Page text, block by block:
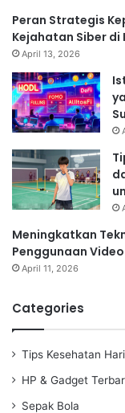
Peran Strategis
Kejahatan Siber di
April 13, 2026
Meningkatkan
Penggunaan
April 11, 2026
Categories
Tips Kesehatan
HP & Gadget
Sepak Bola